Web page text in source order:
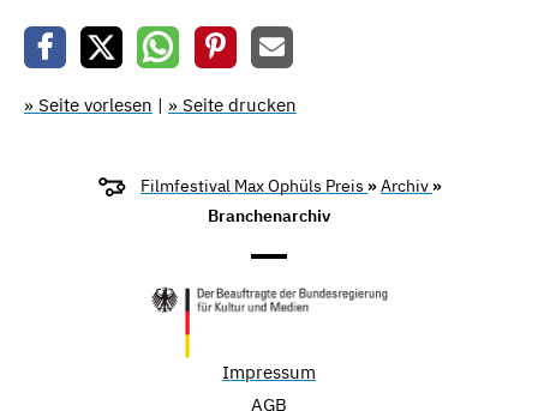
» Seite vorlesen | » Seite drucken
Filmfestival Max Ophüls Preis »Archiv »
Branchenarchiv
Impressum
AGB